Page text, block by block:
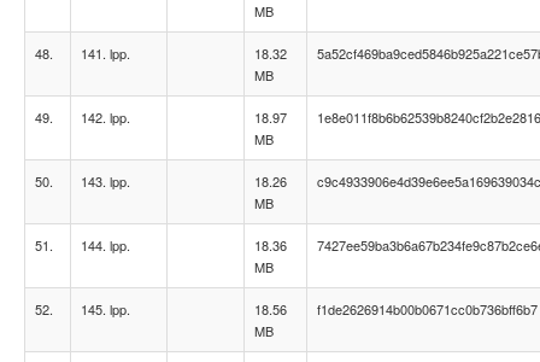
MB
48. 141. lpp.
18.32
MB
49. 142. lpp.
18.97
MB
1e8e011f8b6b62539b8240cf2b2e2816
50. 143. lpp.
18.26
MB
51. 144. lpp.
18.36
MB
52. 145. lpp.
18.56
MB
f1de2626914b00b0671cc0b736bff6b7